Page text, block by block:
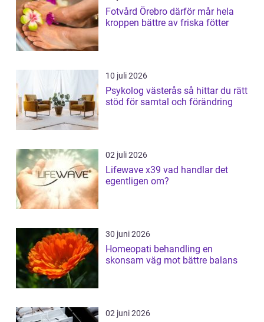
Fotvård Örebro därför mår hela
kroppen bättre av friska fötter
10 juli 2026
Psykolog västerås så hittar du rätt
stöd för samtal och förändring
02 juli 2026
Lifewave x39 vad handlar det
egentligen om?
30 juni 2026
Homeopati behandling en
skonsam väg mot bättre balans
02 juni 2026